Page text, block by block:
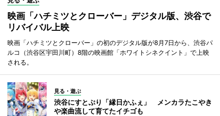
映画「ハチミツとクローバー」デジタル版、渋谷で
リバイバル上映
映画「ハチミツとクローバー」の初のデジタル版が8月7日から、渋谷パ
ルコ（渋谷区宇田川町）8階の映画館「ホワイトシネクイント」で上映
される。
見る・遊ぶ
渋谷にすとぷり「縁日かふぇ」 メンカラたこやき
や楽曲流して育てたイチゴも